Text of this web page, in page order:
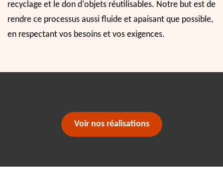
recyclage et le don d'objets réutilisables. Notre but est de
rendre ce processus aussi fluide et apaisant que possible,
en respectant vos besoins et vos exigences.
Voir nos réalisations